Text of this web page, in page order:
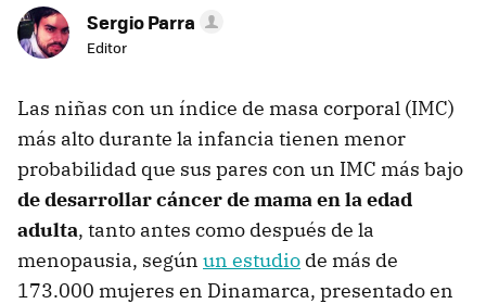
Sergio Parra
Editor
Las niñas con un índice de masa corporal (IMC)
más alto durante la infancia tienen menor
probabilidad que sus pares con un IMC más bajo
de desarrollar cáncer de mama en la edad
adulta, tanto antes como después de la
menopausia, según un estudio de más de
173.000 mujeres en Dinamarca, presentado en